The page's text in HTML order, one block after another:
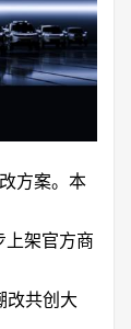
方案。本
上架官方商
改共创大